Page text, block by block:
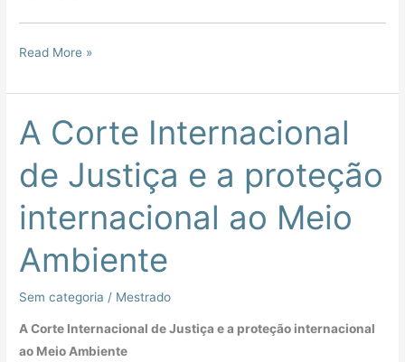
Read More »
A Corte Internacional
de Justiça e a proteção
internacional ao Meio
Ambiente
Sem categoria / Mestrado
A Corte Internacional de Justiça e a proteção internacional
ao Meio Ambiente
A
Corte
Internacional
de
Justiça
a
internacional
ao
Meio